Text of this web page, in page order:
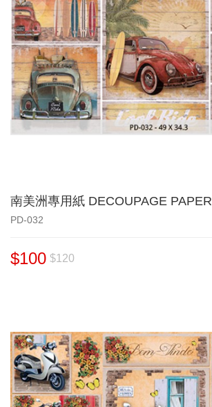
南美洲專用紙 DECOUPAGE PAPER
PD-032
$100 $120